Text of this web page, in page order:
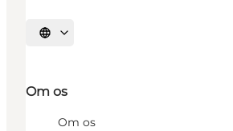
Vælg sprog
Om os
Om os